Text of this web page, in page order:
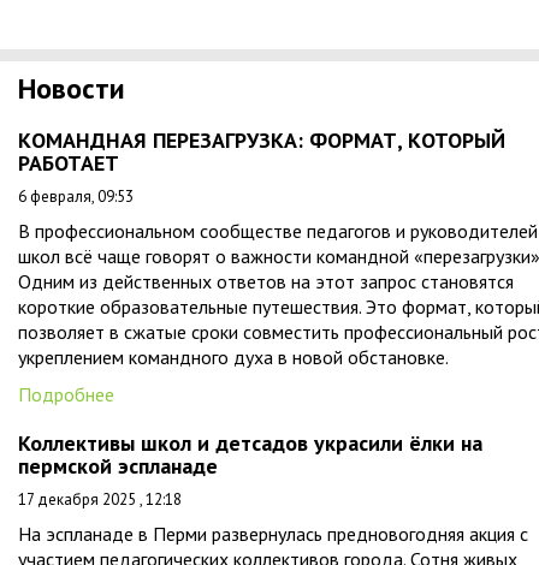
Новости
КОМАНДНАЯ ПЕРЕЗАГРУЗКА: ФОРМАТ, КОТОРЫЙ
РАБОТАЕТ
6 февраля, 09:53
В профессиональном сообществе педагогов и руководителей
школ всё чаще говорят о важности командной
Одним из действенных ответов на этот запрос становятся
короткие образовательные путешествия. Это формат,
позволяет в сжатые сроки совместить профессиональный
укреплением командного духа в новой обстановке.
Подробнее
Коллективы школ и детсадов украсили ёлки на
пермской эспланаде
17 декабря 2025 , 12:18
На эспланаде в Перми развернулась предновогодняя акция с
участием педагогических коллективов города. Сотня живых